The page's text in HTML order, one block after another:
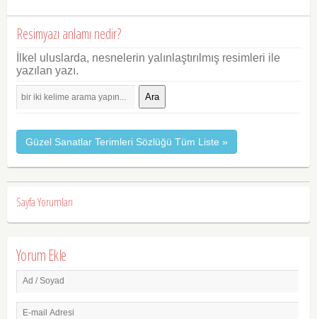
Resimyazı anlamı nedir?
İlkel uluslarda, nesnelerin yalınlaştırılmış resimleri ile
yazılan yazı.
Ara
Güzel Sanatlar Terimleri Sözlüğü Tüm Liste »
Sayfa Yorumları
Yorum Ekle
Ad / Soyad
E-mail Adresi